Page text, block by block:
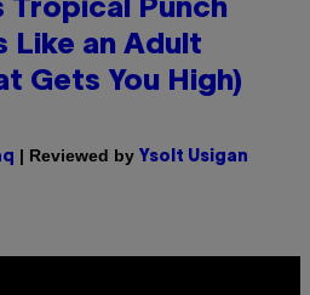
Tropical Punch
Like an Adult
Gets You High)
| Reviewed by Ysolt Usigan